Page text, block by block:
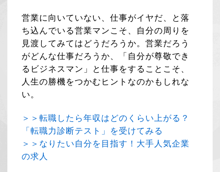
営業に向いていない、仕事がイヤだ、と落
ち込んでいる営業マンこそ、自分の周りを
見渡してみてはどうだろうか。営業だろう
がどんな仕事だろうか、「自分が尊敬でき
るビジネスマン」と仕事をすることこそ、
人生の勝機をつかむヒントなのかもしれな
い。
＞＞転職したら年収はどのくらい上がる？
「転職力診断テスト」を受けてみる
＞＞なりたい自分を目指す！大手人気企業
の求人